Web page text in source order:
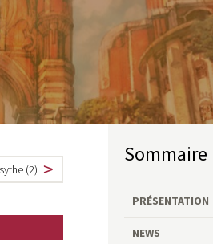
(2)
Sommaire
PRÉSENTATION
NEWS